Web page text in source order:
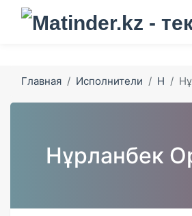
Главная Исполнители Н
Нұрланбек